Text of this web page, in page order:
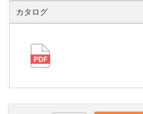
カタログ